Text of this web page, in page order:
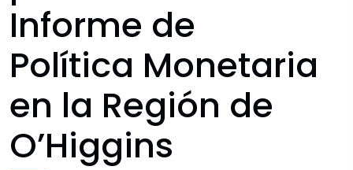
Informe de
Política Monetaria
en la Región de
O’Higgins